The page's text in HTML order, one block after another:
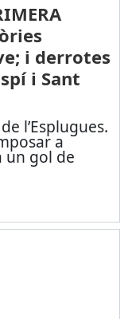
i derrotes
i Sant
l’Esplugues.
a
un gol de